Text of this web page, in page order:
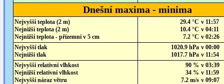
Dnešní maxima - minima
Nejvyšší teplota (2 m)
Nejnižší teplota (2 m)
Nejnižší teplota - přízemní v 5 cm
29.4 °C v 11:57
10.4 °C v 04:11
7.2 °C v 02:26
Nejvyšší tlak
Nejnižší tlak
1020.9 hPa v 00:00
1017.7 hPa v 11:54
Nejvyšší relativní vlhkost
Nejnižší relativní vlhkost
Nejvyšší náraz větru
90 % v 03:39
34 % v 11:59
7.2 m/s v 09:07